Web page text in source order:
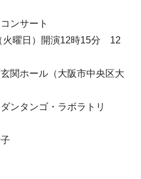
ンサート
火曜日）開演12時15分 12
関ホール（大阪市中央区大
ンタンゴ・ラボラトリ